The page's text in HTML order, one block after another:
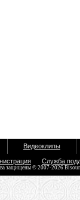
Видеоклипы
Служба
защищены © 2007-2026